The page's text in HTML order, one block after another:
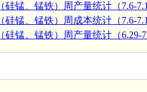
（硅锰、锰铁）周产量统计（7.6-
（硅锰、锰铁）周成本统计（7.6-
（硅锰、锰铁）周产量统计（6.29-